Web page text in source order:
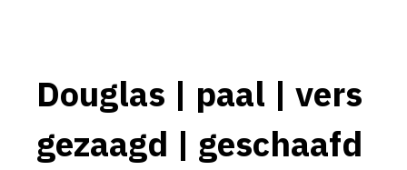
Douglas | paal | vers
gezaagd | geschaafd